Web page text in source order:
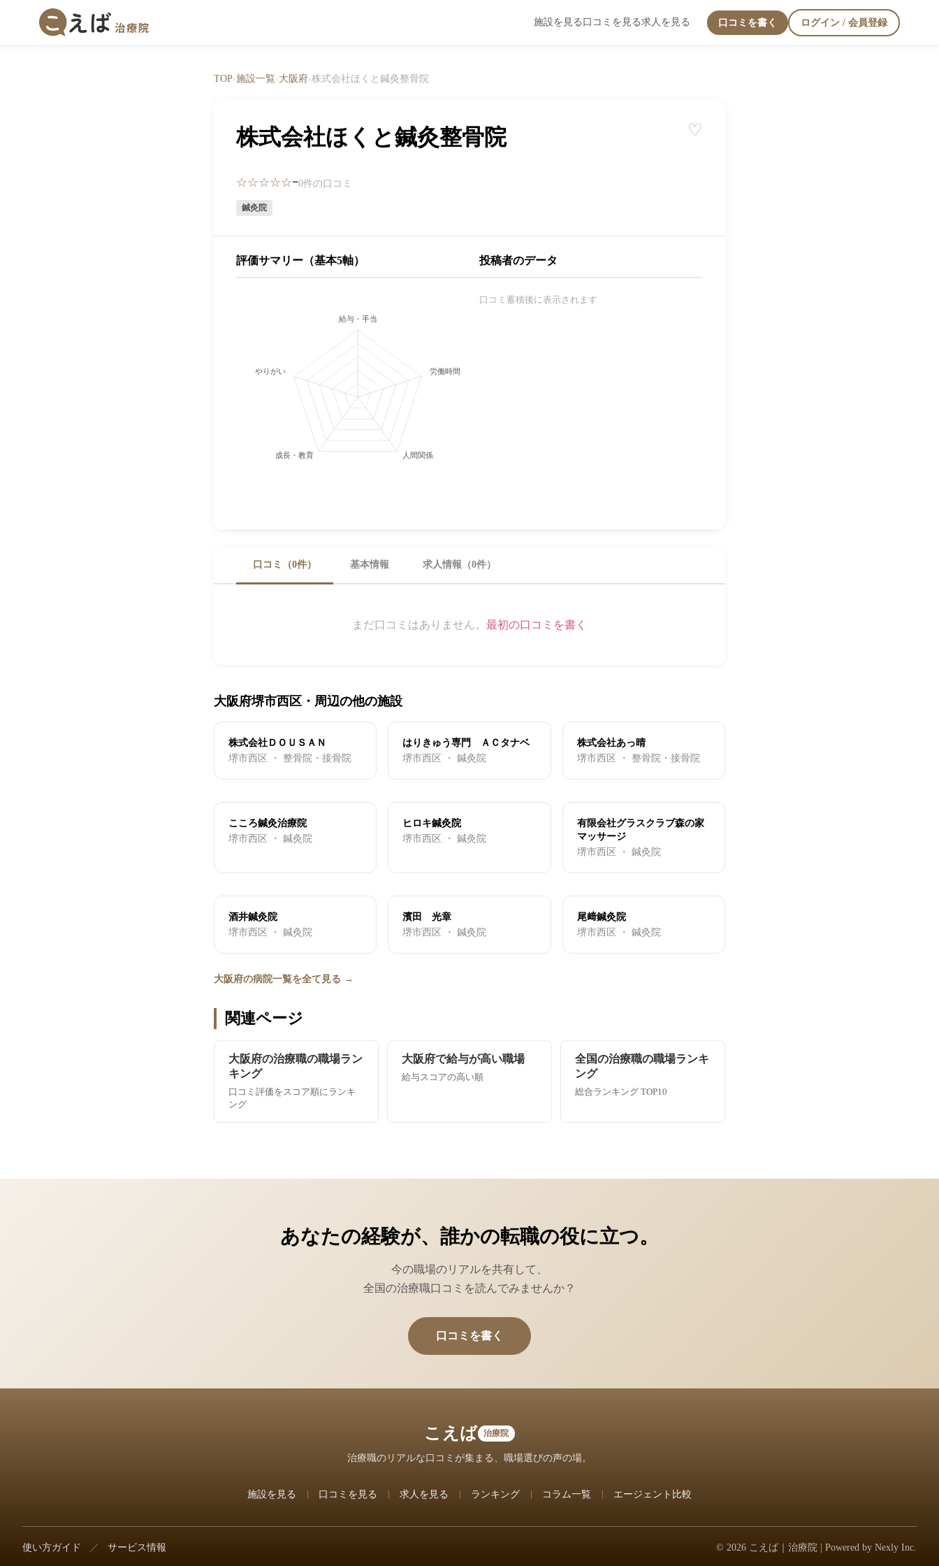
施設を見る 口コミを見る求人を見る 口コミを書く ログイン / 会員登録
TOP›施設一覧›大阪府›株式会社ほくと鍼灸整骨院
株式会社ほくと鍼灸整骨院 ♡
☆☆☆☆☆-0件の口コミ
鍼灸院
評価サマリー（基本5軸）
給与・手当
労働時間・休日
人間関係
成長・教育
やりがい
投稿者のデータ
口コミ蓄積後に表示されます
口コミ（0件） 基本情報 求人情報（0件）
まだ口コミはありません。 最初の口コミを書く
大阪府堺市西区・周辺の他の施設
株式会社ＤＯＵＳＡＮ
堺市西区 ・ 整骨院・接骨院
はりきゅう専門 ＡＣタナベ
堺市西区 ・ 鍼灸院
株式会社あっ晴
堺市西区 ・ 整骨院・接骨院
こころ鍼灸治療院
堺市西区 ・ 鍼灸院
ヒロキ鍼灸院
堺市西区 ・ 鍼灸院
有限会社グラスクラブ森の家
マッサージ
堺市西区 ・ 鍼灸院
酒井鍼灸院
堺市西区 ・ 鍼灸院
濱田 光章
堺市西区 ・ 鍼灸院
尾﨑鍼灸院
堺市西区 ・ 鍼灸院
大阪府の病院一覧を全て見る →
関連ページ
大阪府の治療職の職場ラン
キング
口コミ評価をスコア順にランキ
ング
大阪府で給与が高い職場
給与スコアの高い順
全国の治療職の職場ランキ
ング
総合ランキング TOP10
あなたの経験が、誰かの転職の役に立つ。
今の職場のリアルを共有して、
全国の治療職口コミを読んでみませんか？
口コミを書く
こえば 治療院
治療職のリアルな口コミが集まる、職場選びの声の場。
施設を見る 口コミを見る 求人を見る ランキング コラム一覧 エージェント比較
使い方ガイド ／ サービス情報 © 2026 こえば｜治療院 | Powered by Nexly Inc.